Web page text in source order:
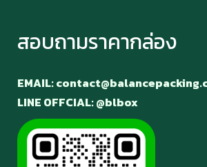
สอบถามราคากล่อง
EMAIL:
LINE OFFCIAL: @blbox